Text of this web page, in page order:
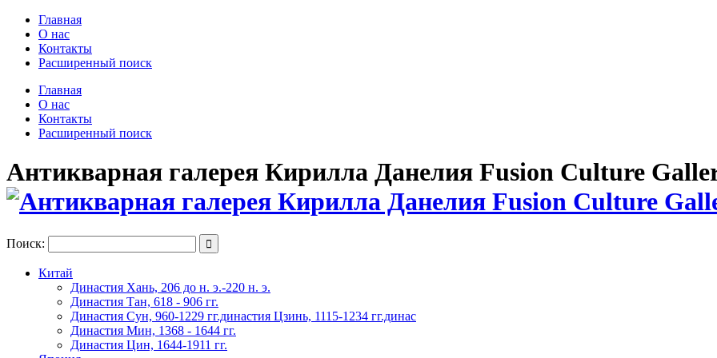
Главная
О нас
Контакты
Расширенный поиск
Главная
О нас
Контакты
Расширенный поиск
Антикварная галерея Кирилла Данелия Fusion Culture
Поиск: 
Китай
Династия Хань, 206 до н. э.-220 н. э.
Династия Тан, 618 - 906 гг.
Династия Сун, 960-1229 гг.династия Цзинь, 1115-1234 гг.динас
Династия Мин, 1368 - 1644 гг.
Династия Цин, 1644-1911 гг.